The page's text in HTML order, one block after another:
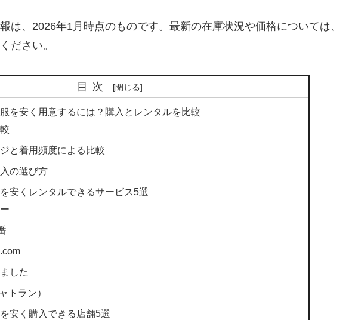
は、2026年1月時点のものです。最新の在庫状況や価格については、
ださい。
目次
を安く用意するには？購入とレンタルを比較
と着用頻度による比較
の選び方
安くレンタルできるサービス5選
した
トラン）
安く購入できる店舗5選